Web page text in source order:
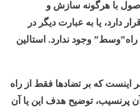
با هرگونه سازش و
دارد، یا به عبارت دیگر در
وجود ندارد. استالین
که بر تضادها فقط از راه
آن پرنسیب، توضیح هدف این یا آن